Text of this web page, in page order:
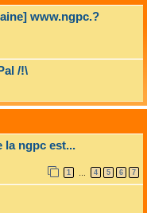
h
www.ngpc.?
/!\
la ngpc est...
1 … 4 5 6 7